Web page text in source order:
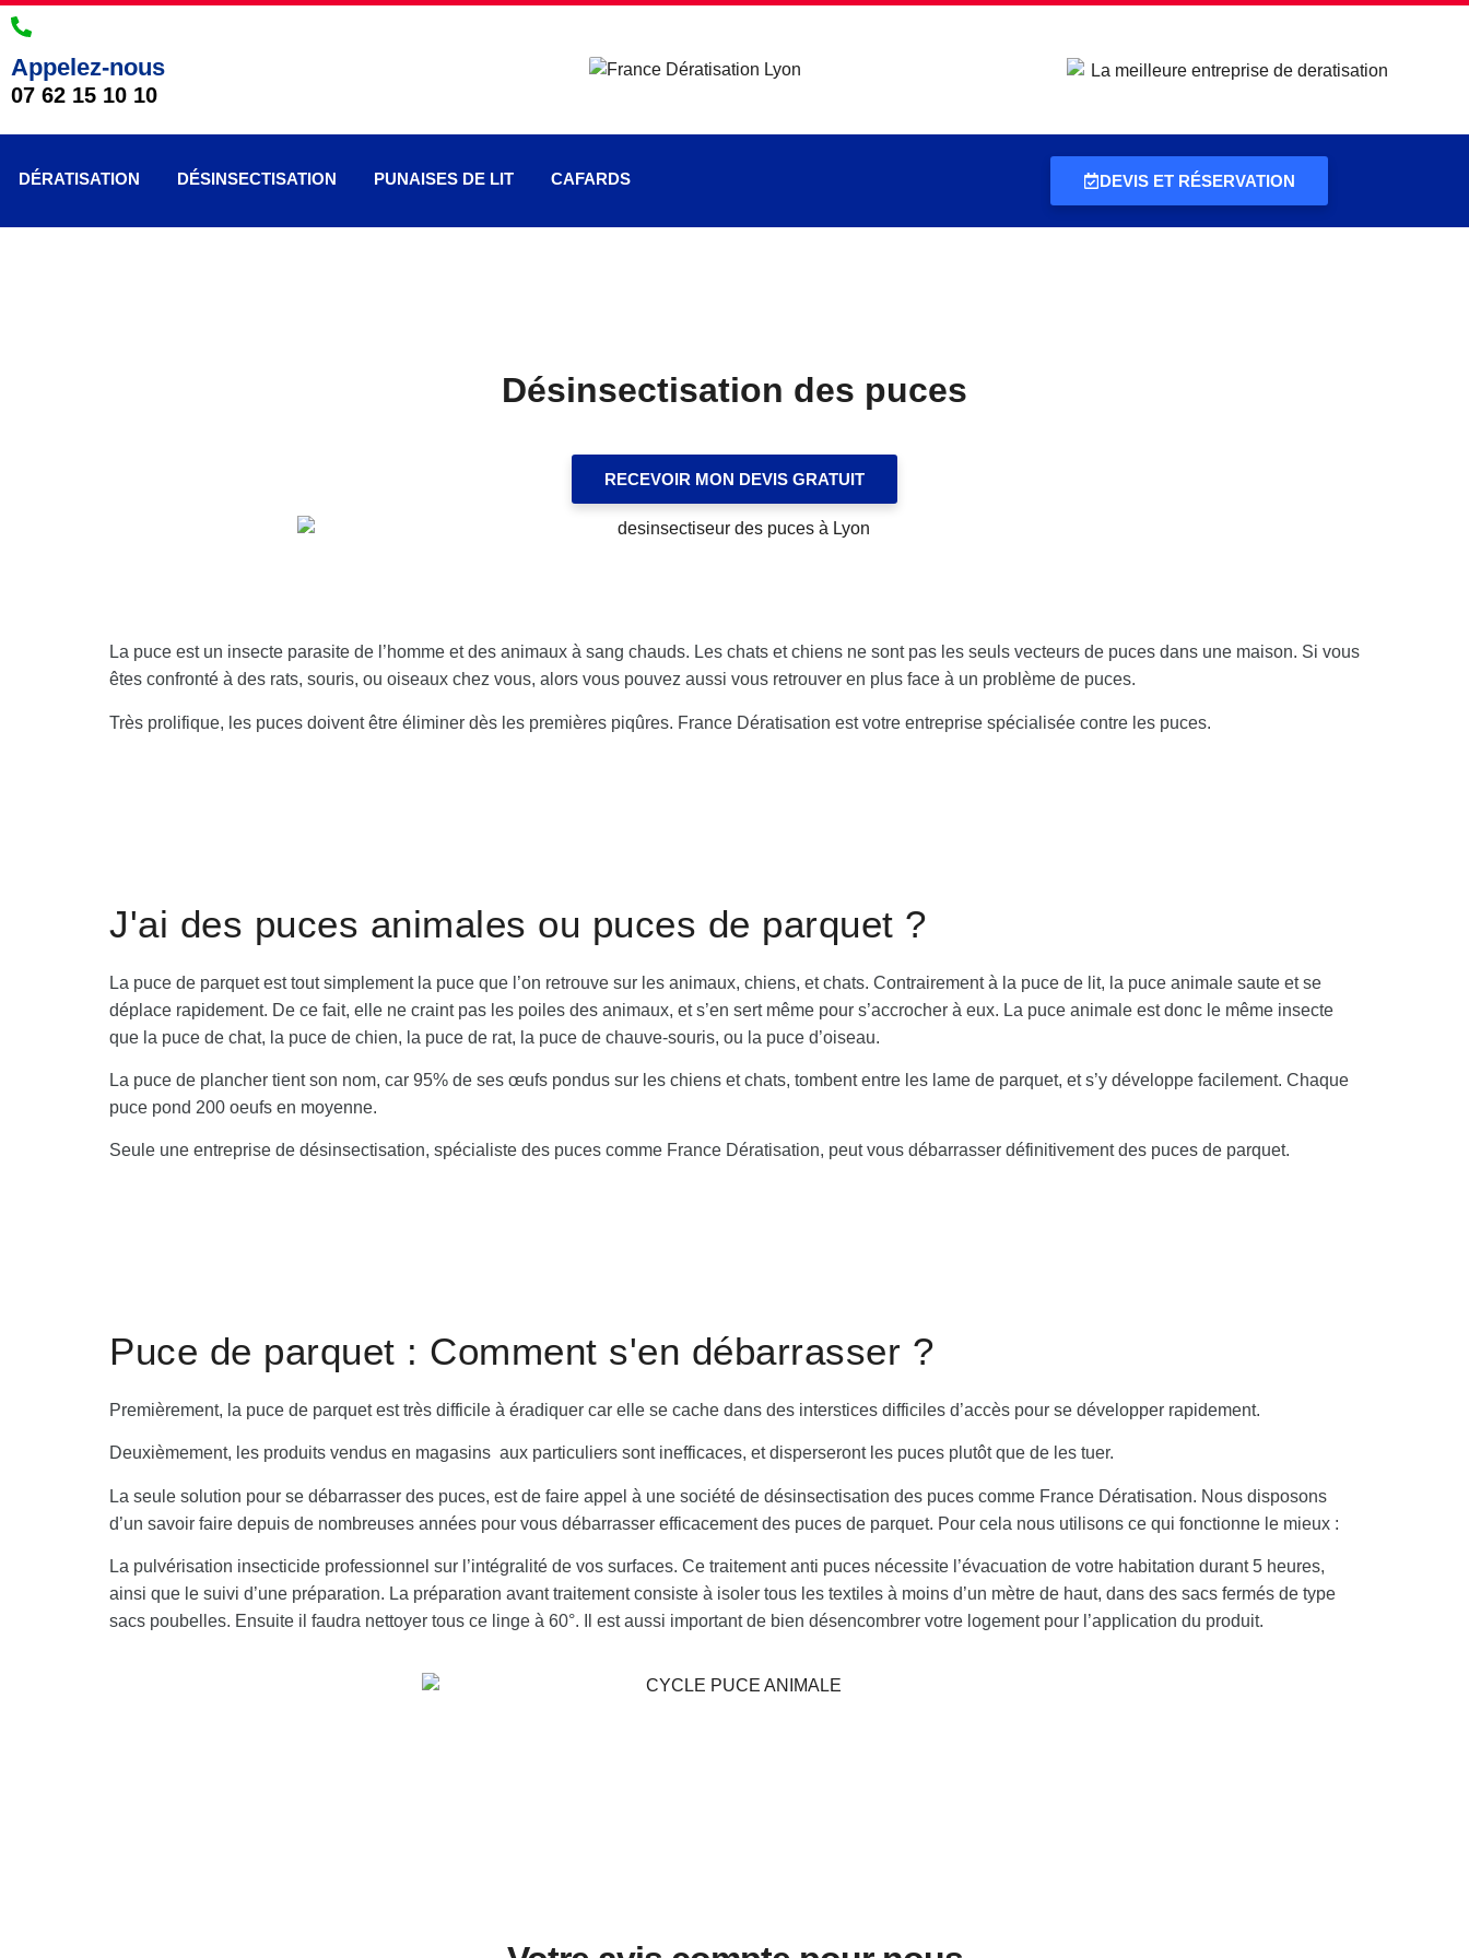
Appelez-nous
07 62 15 10 10
DÉRATISATION DÉSINSECTISATION PUNAISES DE LIT CAFARDS DEVIS ET RÉSERVATION
Désinsectisation des puces
RECEVOIR MON DEVIS GRATUIT
La puce est un insecte parasite de l’homme et des animaux à sang chauds. Les chats et chiens ne sont pas les seuls vecteurs de puces dans une maison. Si vous
êtes confronté à des rats, souris, ou oiseaux chez vous, alors vous pouvez aussi vous retrouver en plus face à un problème de puces.
Très prolifique, les puces doivent être éliminer dès les premières piqûres. France Dératisation est votre entreprise spécialisée contre les puces.
J'ai des puces animales ou puces de parquet ?
La puce de parquet est tout simplement la puce que l’on retrouve sur les animaux, chiens, et chats. Contrairement à la puce de lit, la puce animale saute et se
déplace rapidement. De ce fait, elle ne craint pas les poiles des animaux, et s’en sert même pour s’accrocher à eux. La puce animale est donc le même insecte
que la puce de chat, la puce de chien, la puce de rat, la puce de chauve-souris, ou la puce d’oiseau.
La puce de plancher tient son nom, car 95% de ses œufs pondus sur les chiens et chats, tombent entre les lame de parquet, et s’y développe facilement. Chaque
puce pond 200 oeufs en moyenne.
Seule une entreprise de désinsectisation, spécialiste des puces comme France Dératisation, peut vous débarrasser définitivement des puces de parquet.
Puce de parquet : Comment s'en débarrasser ?
Premièrement, la puce de parquet est très difficile à éradiquer car elle se cache dans des interstices difficiles d’accès pour se développer rapidement.
Deuxièmement, les produits vendus en magasins aux particuliers sont inefficaces, et disperseront les puces plutôt que de les tuer.
La seule solution pour se débarrasser des puces, est de faire appel à une société de désinsectisation des puces comme France Dératisation. Nous disposons
d’un savoir faire depuis de nombreuses années pour vous débarrasser efficacement des puces de parquet. Pour cela nous utilisons ce qui fonctionne le mieux :
La pulvérisation insecticide professionnel sur l’intégralité de vos surfaces. Ce traitement anti puces nécessite l’évacuation de votre habitation durant 5 heures,
ainsi que le suivi d’une préparation. La préparation avant traitement consiste à isoler tous les textiles à moins d’un mètre de haut, dans des sacs fermés de type
sacs poubelles. Ensuite il faudra nettoyer tous ce linge à 60°. Il est aussi important de bien désencombrer votre logement pour l’application du produit.